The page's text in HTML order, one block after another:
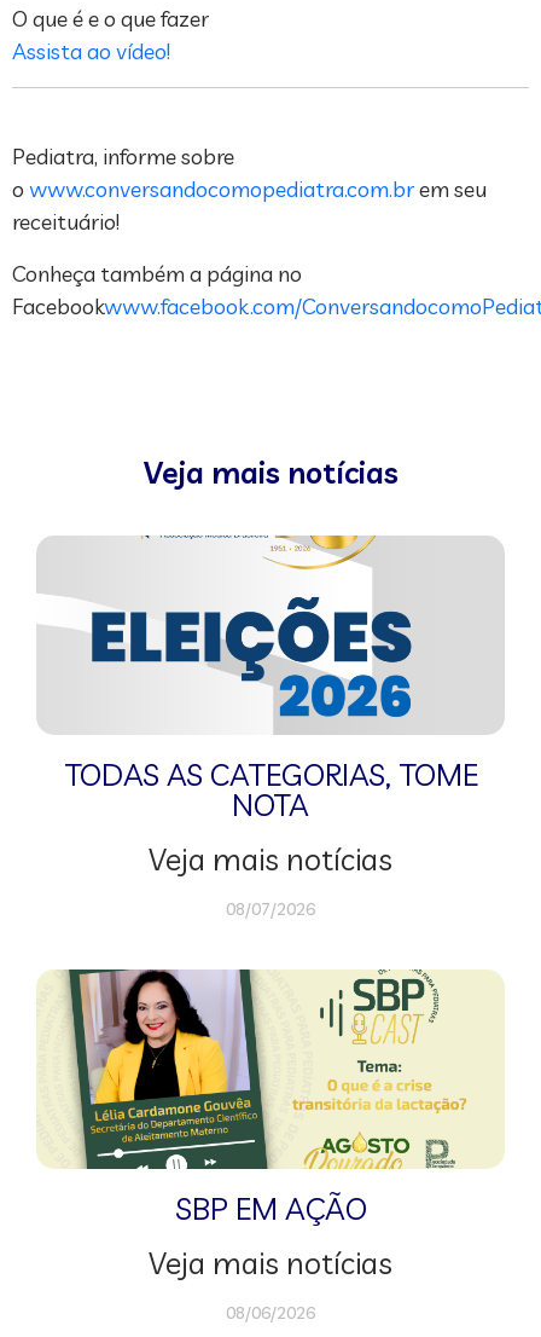
O que é e o que fazer
Assista ao vídeo!
Pediatra, informe sobre
o www.conversandocomopediatra.com.brem seu
receituário!
Conheça também a página no
Facebookwww.facebook.com/
Veja mais notícias
TODAS AS CATEGORIAS, TOME
NOTA
Veja mais notícias
08/07/2026
SBP EM AÇÃO
Veja mais notícias
08/06/2026